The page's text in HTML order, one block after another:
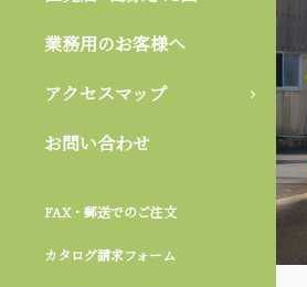
業務用のお客様へ
アクセスマップ
お問い合わせ
FAX・郵送でのご注文
カタログ請求フォーム